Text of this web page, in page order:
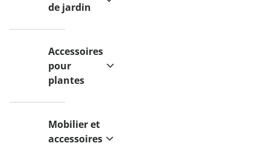
de jardin
Accessoires
pour
plantes
Mobilier et
accessoires